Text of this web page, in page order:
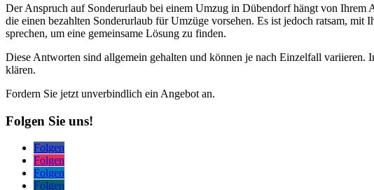
Der Anspruch auf Sonderurlaub bei einem Umzug in Dübendorf hängt von Ihrem
die einen bezahlten Sonderurlaub für Umzüge vorsehen. Es ist jedoch ratsam,
sprechen, um eine gemeinsame Lösung zu finden.
Diese Antworten sind allgemein gehalten und können je nach Einzelfall
klären.
Fordern Sie jetzt unverbindlich ein Angebot an.
Folgen Sie uns!
Folgen
Folgen
Folgen
Folgen